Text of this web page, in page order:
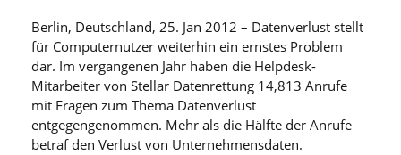
Berlin, Deutschland, 25. Jan 2012 – Datenverlust stellt
für Computernutzer weiterhin ein ernstes Problem
dar. Im vergangenen Jahr haben die Helpdesk-
Mitarbeiter von Stellar Datenrettung 14,813 Anrufe
mit Fragen zum Thema Datenverlust
entgegengenommen. Mehr als die Hälfte der Anrufe
betraf den Verlust von Unternehmensdaten.